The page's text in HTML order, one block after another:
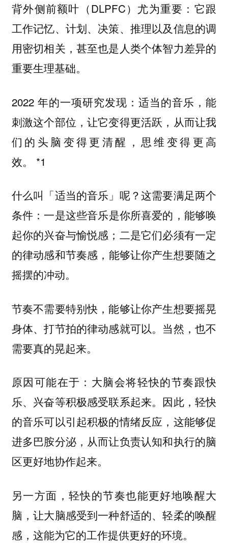
背外侧前额叶（DLPFC）尤为重要：它跟
工作记忆、计划、决策、推理以及信息的调
用密切相关，甚至也是人类个体智力差异的
重要生理基础。
2022 年的一项研究发现：适当的音乐，能
刺激这个部位，让它变得更活跃，从而让我
们的头脑变得更清醒，思维变得更高
效。 *1
什么叫「适当的音乐」呢？这需要满足两个
条件： 一是这些音乐是你所喜爱的， 能够唤
起你的兴奋与愉悦感； 二是它们必须有一定
的律动感和节奏感， 能够让你产生想要随之
摇摆的冲动。
节奏不需要特别快，能够让你产生想要摇晃
身体、打节拍的律动感就可以。当然，也不
需要真的晃起来。
原因可能在于：大脑会将轻快的节奏跟快
乐、兴奋等积极感受联系起来。因此，轻快
的音乐可以引起积极的情绪反应，这能够促
进多巴胺分泌，从而让负责认知和执行的脑
区更好地协作起来。
另一方面，轻快的节奏也能更好地唤醒大
脑，让大脑感受到一种舒适的、轻柔的唤醒
感，这能为它的工作提供更好的环境。